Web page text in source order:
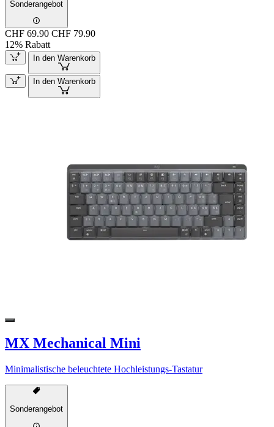
Sonderangebot
CHF 69.90 CHF 79.90
12% Rabatt
In den Warenkorb
In den Warenkorb
MX Mechanical Mini
Minimalistische beleuchtete Hochleistungs-Tastatur
Sonderangebot